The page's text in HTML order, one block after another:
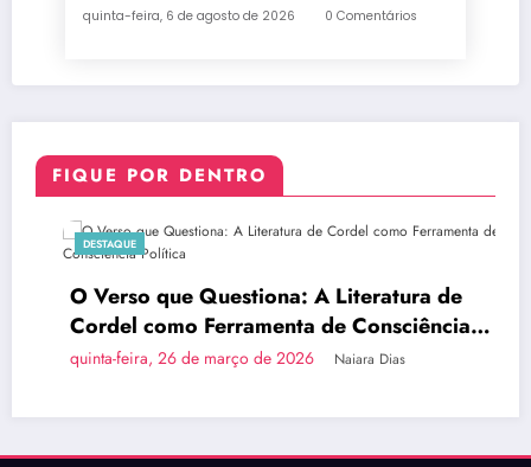
quinta-feira, 6 de agosto de 2026 0 Comentários
FIQUE POR DENTRO
DESTAQUE
O Verso que Questiona: A Literatura de
Cordel como Ferramenta de Consciência
Política
quinta-feira, 26 de março de 2026 Naiara Dias